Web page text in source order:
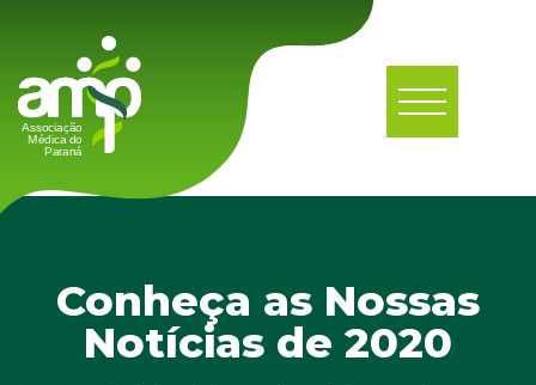
Conheça as Nossas
Notícias de 2020